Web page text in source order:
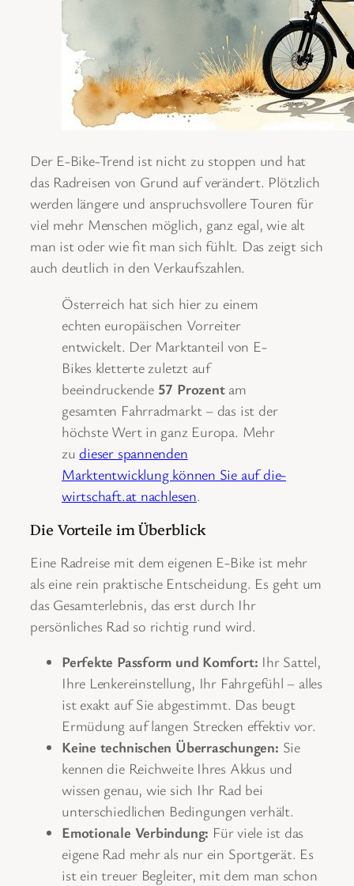
Der E-Bike-Trend ist nicht zu stoppen und hat
das Radreisen von Grund auf verändert. Plötzlich
werden längere und anspruchsvollere Touren für
viel mehr Menschen möglich, ganz egal, wie alt
man ist oder wie fit man sich fühlt. Das zeigt sich
auch deutlich in den Verkaufszahlen.
Österreich hat sich hier zu einem
echten europäischen Vorreiter
entwickelt. Der Marktanteil von E-
Bikes kletterte zuletzt auf
beeindruckende 57 Prozentam
gesamten Fahrradmarkt – das ist der
höchste Wert in ganz Europa. Mehr
zudieser spannenden
Marktentwicklung können Sie auf die-
wirtschaft.at nachlesen.
Die Vorteile im Überblick
Eine Radreise mit dem eigenen E-Bike ist mehr
als eine rein praktische Entscheidung. Es geht um
das Gesamterlebnis, das erst durch Ihr
persönliches Rad so richtig rund wird.
Perfekte Passform und Komfort: Ihr Sattel,
Ihre Lenkereinstellung, Ihr Fahrgefühl – alles
ist exakt auf Sie abgestimmt. Das beugt
Ermüdung auf langen Strecken effektiv vor.
Keine technischen Überraschungen: Sie
kennen die Reichweite Ihres Akkus und
wissen genau, wie sich Ihr Rad bei
unterschiedlichen Bedingungen verhält.
Emotionale Verbindung: Für viele ist das
eigene Rad mehr als nur ein Sportgerät. Es
ist ein treuer Begleiter, mit dem man schon